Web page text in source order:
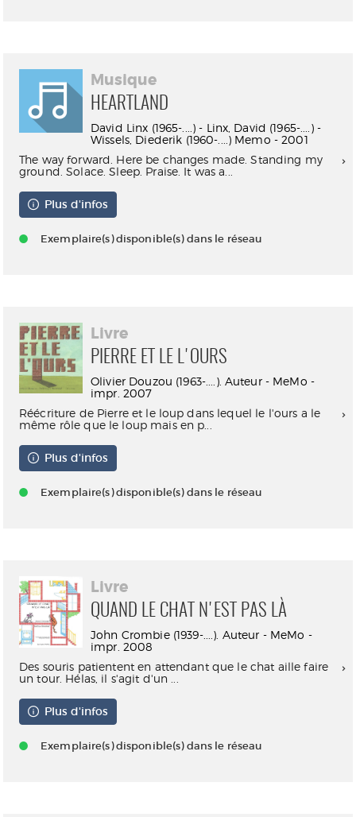
Musique
HEARTLAND
David Linx (1965-....) - Linx, David (1965-....) -
Wissels, Diederik (1960-....) Memo - 2001
The way forward. Here be changes made. Standing my
ground. Solace. Sleep. Praise. It was a...
Plus d'infos
Exemplaire(s) disponible(s) dans le réseau
Livre
PIERRE ET LE L'OURS
Olivier Douzou (1963-....). Auteur - MeMo -
impr. 2007
Réécriture de Pierre et le loup dans lequel le l'ours a le
même rôle que le loup mais en p...
Plus d'infos
Exemplaire(s) disponible(s) dans le réseau
Livre
QUAND LE CHAT N'EST PAS LÀ
John Crombie (1939-....). Auteur - MeMo -
impr. 2008
Des souris patientent en attendant que le chat aille faire
un tour. Hélas, il s'agit d'un ...
Plus d'infos
Exemplaire(s) disponible(s) dans le réseau